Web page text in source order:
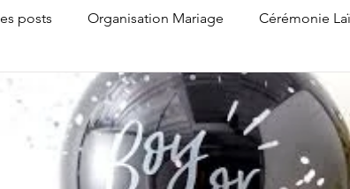
posts Organisation Mariage Cérémonie
Mariage Toute occasion Actualité
Liste de locations à thème